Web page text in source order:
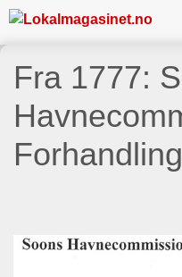
Skip
content
Fra 1777: